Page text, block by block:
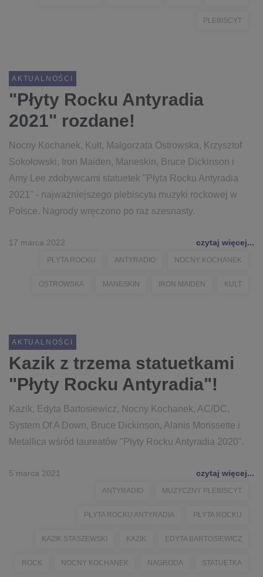
PLEBISCYT
AKTUALNOŚCI
"Płyty Rocku Antyradia
2021" rozdane!
Nocny Kochanek, Kult, Małgorzata Ostrowska, Krzysztof
Sokołowski, Iron Maiden, Maneskin, Bruce Dickinson i
Amy Lee zdobywcami statuetek "Płyta Rocku Antyradia
2021" - najważniejszego plebiscytu muzyki rockowej w
Polsce. Nagrody wręczono po raz szesnasty.
17 marca 2022 czytaj więcej...
PŁYTA ROCKU ANTYRADIO NOCNY KOCHANEK
OSTROWSKA MANESKIN IRON MAIDEN KULT
AKTUALNOŚCI
Kazik z trzema statuetkami
"Płyty Rocku Antyradia"!
Kazik, Edyta Bartosiewicz, Nocny Kochanek, AC/DC,
System Of A Down, Bruce Dickinson, Alanis Morissette i
Metallica wśród laureatów "Płyty Rocku Antyradia 2020".
5 marca 2021 czytaj więcej...
ANTYRADIO MUZYCZNY PLEBISCYT
PŁYTA ROCKU ANTYRADIA PŁYTA ROCKU
KAZIK STASZEWSKI KAZIK EDYTA BARTOSIEWICZ
ROCK NOCNY KOCHANEK NAGRODA STATUETKA